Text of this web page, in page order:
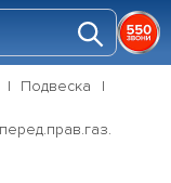
Подвеска